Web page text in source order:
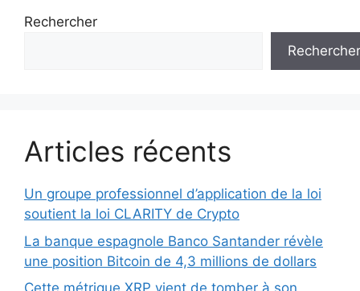
Rechercher
Rechercher
Articles récents
Un groupe professionnel d’application de la loi
soutient la loi CLARITY de Crypto
La banque espagnole Banco Santander révèle
une position Bitcoin de 4,3 millions de dollars